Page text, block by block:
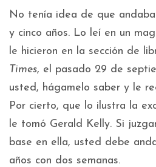
No tenía idea de que
y cinco años. Lo leí en un
le hicieron en la sección de
Times, el pasado 29 de
usted, hágamelo saber y le
Por cierto, que lo ilustra la
le tomó Gerald Kelly. Si
base en ella, usted debe
años con dos semanas.